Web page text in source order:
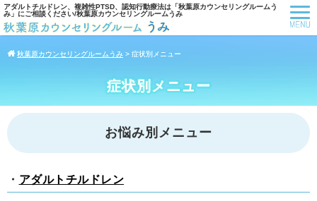
アダルトチルドレン、複雑性PTSD、認知行動療法は「秋葉原カウンセリングルームう
み」にご相談ください/秋葉原カウンセリングルームうみ
秋葉原カウンセリングルームうみ > 症状別メニュー
症状別メニュー
お悩み別メニュー
・ アダルトチルドレン